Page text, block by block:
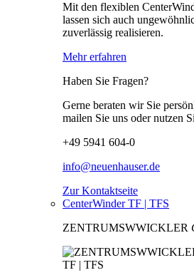
Mit den flexiblen
lassen sich auch
zuverlässig realisieren.
Mehr erfahren
Haben Sie Fragen?
Gerne beraten wir Sie
mailen Sie uns oder nutzen
+49 5941 604-0
info@neuenhauser.de
Zur Kontaktseite
CenterWinder TF | TFS
ZENTRUMSWWICKLER